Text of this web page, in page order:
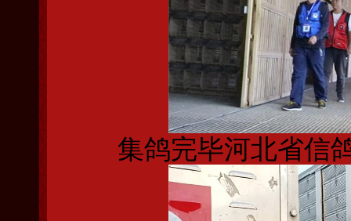
集鸽完毕河北省信